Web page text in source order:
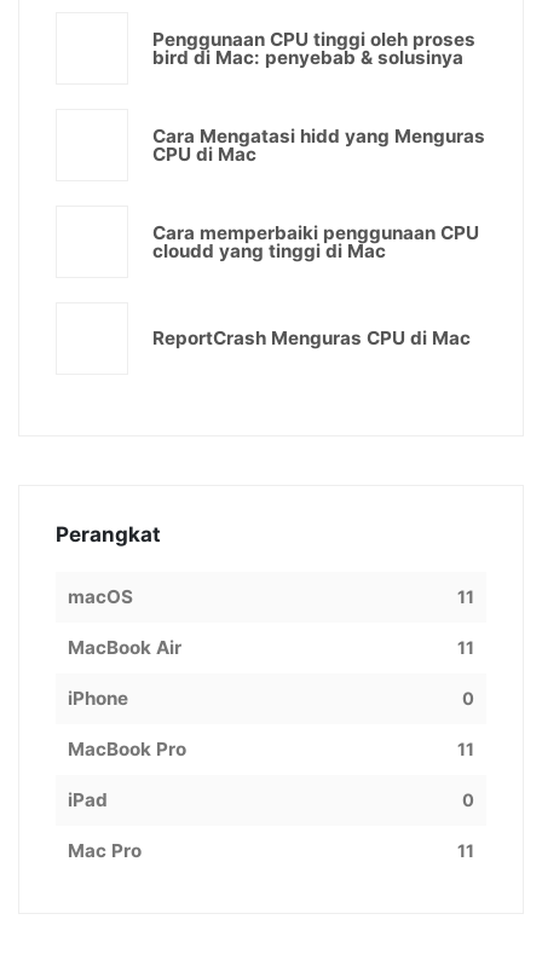
Penggunaan CPU tinggi oleh proses
bird di Mac: penyebab & solusinya
Cara Mengatasi hidd yang Menguras
CPU di Mac
Cara memperbaiki penggunaan CPU
cloudd yang tinggi di Mac
ReportCrash Menguras CPU di Mac
Perangkat
macOS 11
MacBook Air 11
iPhone 0
MacBook Pro 11
iPad 0
Mac Pro 11